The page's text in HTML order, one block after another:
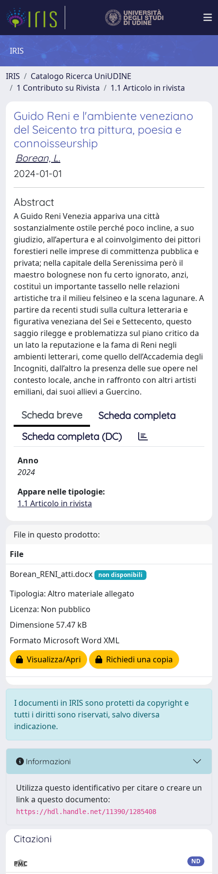
IRIS
IRIS
Catalogo Ricerca UniUDINE
1 Contributo su Rivista
1.1 Articolo in rivista
Guido Reni e l'ambiente veneziano
del Seicento tra pittura, poesia e
connoisseurship
Borean, L.
2024-01-01
Abstract
A Guido Reni Venezia appariva una città
sostanzialmente ostile perché poco incline, a suo
giudizio, all’apertura e al coinvolgimento dei pittori
forestieri nelle imprese di committenza pubblica e
privata; nella capitale della Serenissima però il
maestro bolognese non fu certo ignorato, anzi,
costituì un importante tassello nelle relazioni
artistiche tra il milieu felsineo e la scena lagunare. A
partire da recenti studi sulla cultura letteraria e
figurativa veneziana del Sei e Settecento, questo
saggio rilegge e problematizza sul piano critico da
un lato la reputazione e la fama di Reni negli
ambienti letterari, come quello dell’Accademia degli
Incogniti, dall’altro la presenza delle sue opere nel
contesto locale, anche in raffronto con altri artisti
emiliani, dai suoi allievi a Guercino.
Scheda breve
Scheda completa
Scheda completa (DC)
Anno
2024
Appare nelle tipologie:
1.1 Articolo in rivista
File in questo prodotto:
File
Borean_RENI_atti.docx
non disponibili
Tipologia: Altro materiale allegato
Licenza: Non pubblico
Dimensione 57.47 kB
Formato Microsoft Word XML
Visualizza/Apri
Richiedi una copia
I documenti in IRIS sono protetti da copyright e
tutti i diritti sono riservati, salvo diversa
indicazione.
Informazioni
Utilizza questo identificativo per citare o creare un
link a questo documento:
https://hdl.handle.net/11390/1285408
Citazioni
ND